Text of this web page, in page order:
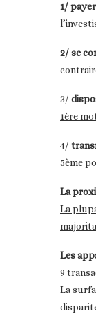
1/
2/ se
3/
1ère
4/
5ème
La
La
Les
9
La